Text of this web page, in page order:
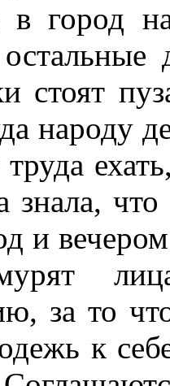
в город
стоят
народу
что
и
за то
к